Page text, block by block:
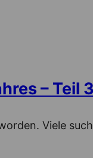
– Teil
Viele